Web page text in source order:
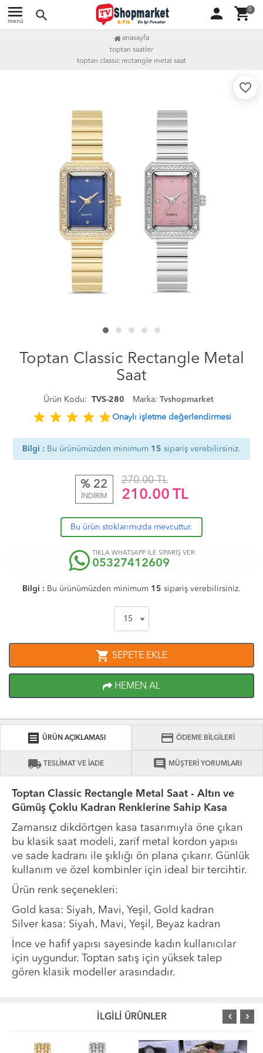
menu
menü search person shopping_cart0
anasayfa
toptan saatler
toptan classic rectangle metal saat
favorite_border
Toptan Classic Rectangle Metal
Saat
Ürün Kodu: TVS-280 Marka: Tvshopmarket
star star star star starOnaylı işletme değerlendirmesi
Bilgi : Bu ürünümüzden minimum 15 sipariş verebilirsiniz.
% 22
İNDİRİM
270.00 TL
210.00 TL
Bu ürün stoklarımızda mevcuttur.
TIKLA WHATSAPP İLE SİPARİŞ VER
05327412609
Bilgi : Bu ürünümüzden minimum 15 sipariş verebilirsiniz.
shopping_cart SEPETE EKLE
HEMEN AL
receipt ÜRÜN AÇIKLAMASI credit_card ÖDEME BİLGİLERİ
local_shipping TESLİMAT VE İADE comment MÜŞTERİ YORUMLARI
Toptan Classic Rectangle Metal Saat - Altın ve
Gümüş Çoklu Kadran Renklerine Sahip Kasa
Zamansız dikdörtgen kasa tasarımıyla öne çıkan
bu klasik saat modeli, zarif metal kordon yapısı
ve sade kadranı ile şıklığı ön plana çıkarır. Günlük
kullanım ve özel kombinler için ideal bir tercihtir.
Ürün renk seçenekleri:
Gold kasa: Siyah, Mavi, Yeşil, Gold kadran
Silver kasa: Siyah, Mavi, Yeşil, Beyaz kadran
İnce ve hafif yapısı sayesinde kadın kullanıcılar
için uygundur. Toptan satış için yüksek talep
gören klasik modeller arasındadır.
İLGİLİ ÜRÜNLER